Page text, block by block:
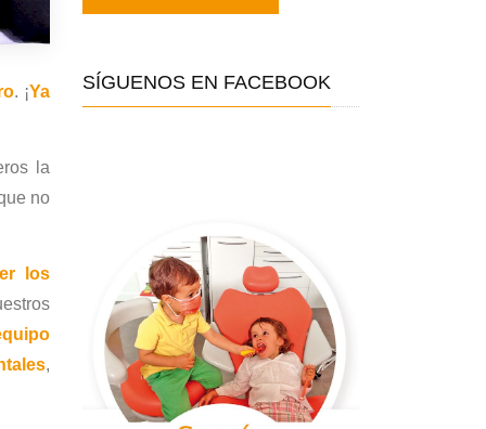
. ¡Ya
la
no
los
,
SÍGUENOS EN FACEBOOK